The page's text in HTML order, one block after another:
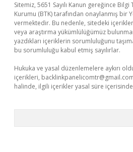
Sitemiz, 5651 Sayılı Kanun gereğince
Kurumu (BTK) tarafından onaylanmış bir
vermektedir. Bu nedenle, sitedeki
veya araştırma yükümlülüğümüz
yazdıkları içeriklerin sorumluluğunu
bu sorumluluğu kabul etmiş sayılırlar.
Hukuka ve yasal düzenlemelere aykırı
içerikleri,
halinde, ilgili içerikler yasal süre içerisinde